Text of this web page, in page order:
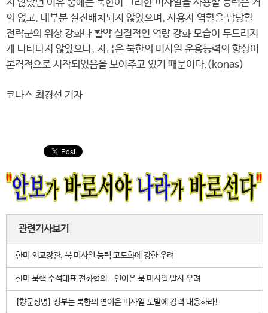
지 않았던 이유 중에는 북한이 그러한 미사일을 사용할 능력은 거
의 없고, 대부분 실전배치되지 않았으며, 사용자 역할을 담당할
전략군의 위상 강화나 활약 실질적인 역량 강화 모습이 두드러지
게 나타나지 않았으나, 지금은 북한의 미사일 운용능력의 향상이
본격적으로 시작되었음을 보여주고 있기 때문이다.(konas)
코나스 최경선 기자
관련기사보기
한미 외교장관, 북 미사일 능력 고도화에 강한 우려
한미 북핵 수석대표 전화협의...연이은 북 미사일 발사 우려
[향군성명] 정부는 북한의 연이은 미사일 도발에 강력 대응하라!